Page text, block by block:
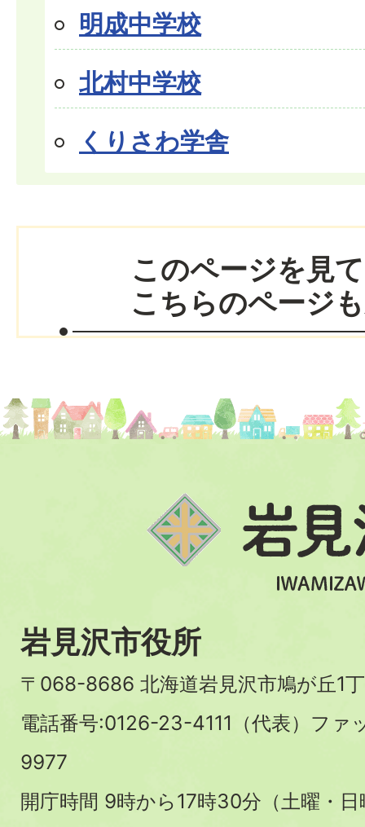
明成中学校
北村中学校
くりさわ学舎
このページを見
こちらのページ
岩見沢市役所
〒068-8686 北海道岩見沢市鳩が丘1
電話番号:0126-23-4111（代表）フ
9977
開庁時間 9時から17時30分（土曜・